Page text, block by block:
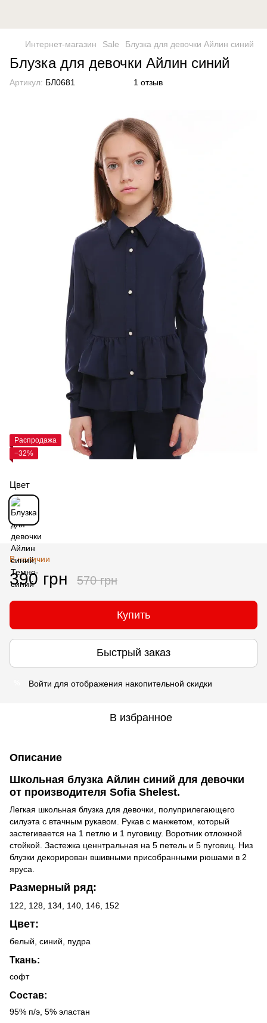
Интернет-магазин Sale Блузка для девочки Айлин синий
Блузка для девочки Айлин синий
Артикул: БЛ0681 1 отзыв
Распродажа
−32%
Цвет
В наличии
390 грн 570 грн
Купить
Быстрый заказ
Войти для отображения накопительной скидки
В избранное
Описание
Школьная блузка Айлин синий для девочки
от производителя Sofia Shelest.
Легкая школьная блузка для девочки, полуприлегающего
силуэта с втачным рукавом. Рукав с манжетом, который
застегивается на 1 петлю и 1 пуговицу. Воротник отложной
стойкой. Застежка ценнтральная на 5 петель и 5 пуговиц. Низ
блузки декорирован вшивными присобранными рюшами в 2
яруса.
Размерный ряд:
122, 128, 134, 140, 146, 152
Цвет:
белый, синий, пудра
Ткань:
софт
Состав:
95% п/э, 5% эластан